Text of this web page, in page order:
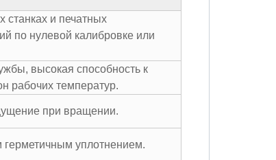
станках и печатных
по нулевой калибровке или
высокая способность к
рабочих температур.
при вращении.
герметичным уплотнением.